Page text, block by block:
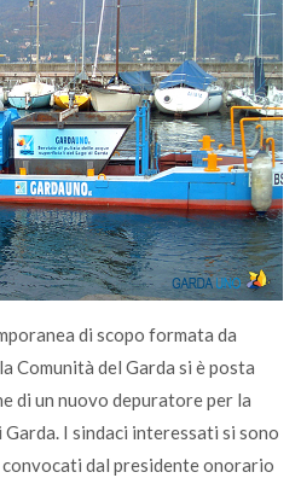
di scopo formata da
Comunità del Garda si è posta
di un nuovo depuratore per la
I sindaci interessati si sono
dal presidente onorario